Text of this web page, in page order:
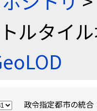
ルタイ
政令指定都市の統